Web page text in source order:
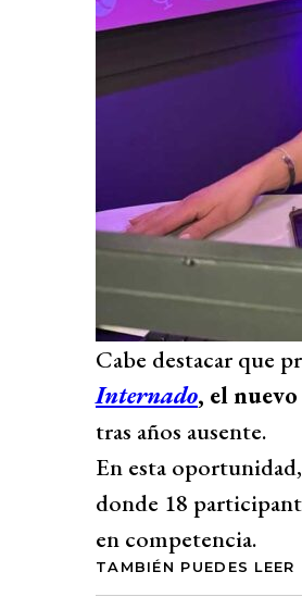
Cabe destacar que
Internado, el
tras años ausente.
En esta
donde 18
en competencia.
TAMBIÉN PUEDES LEER